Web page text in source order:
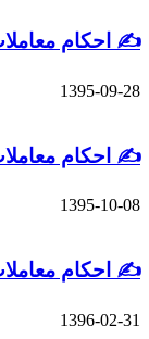
معاملات – ۱۰
معاملات – ۱۱
معاملات – ۱۸